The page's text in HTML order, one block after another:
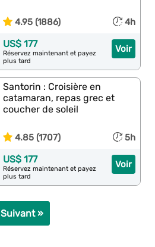
4.95 (1886) 4h
Voir
US$ 177
Réservez maintenant et payez
plus tard
Santorin : Croisière en
catamaran, repas grec et
coucher de soleil
4.85 (1707) 5h
Voir
US$ 177
Réservez maintenant et payez
plus tard
Suivant »